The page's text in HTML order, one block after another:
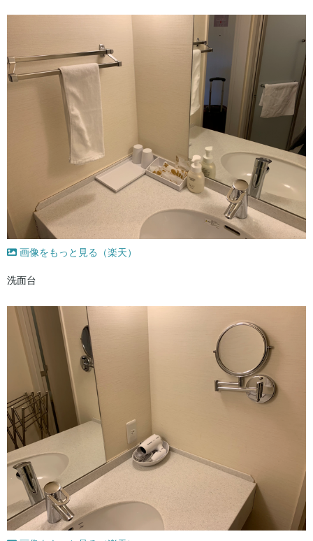
画像をもっと見る（楽天）
洗面台